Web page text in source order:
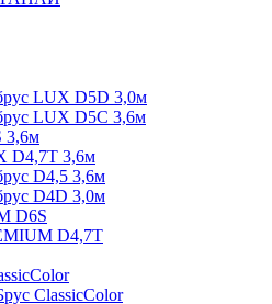
LUX D5D 3,0м
LUX D5C 3,6м
3,6м
D4,7T 3,6м
D4,5 3,6м
D4D 3,0м
D6S
D4,7T
ClassicColor